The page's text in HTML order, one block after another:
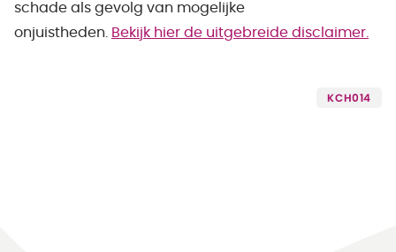
schade als gevolg van mogelijke
onjuistheden.
Bekijk hier de uitgebreide disclaimer.
KCH014